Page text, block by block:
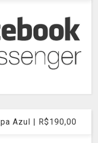
Azul | R$190,00